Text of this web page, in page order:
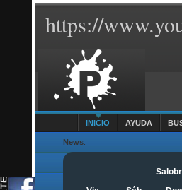
https://
INICIO AYUDA
News: